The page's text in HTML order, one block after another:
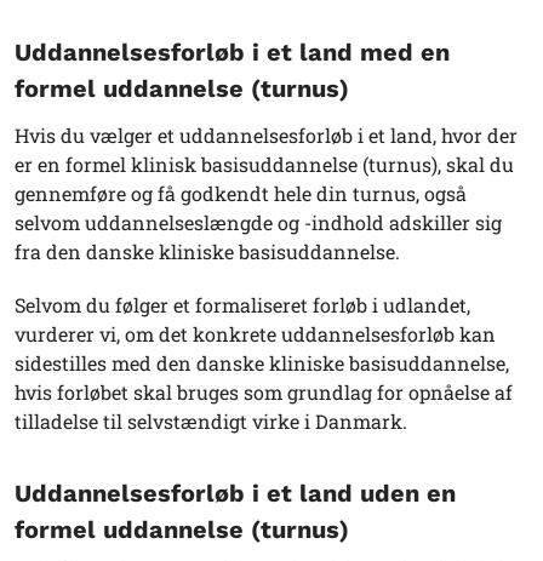
Uddannelsesforløb i et land med en
formel uddannelse (turnus)
Hvis du vælger et uddannelsesforløb i et land, hvor der
er en formel klinisk basisuddannelse (turnus), skal du
gennemføre og få godkendt hele din turnus, også
selvom uddannelseslængde og -indhold adskiller sig
fra den danske kliniske basisuddannelse.
Selvom du følger et formaliseret forløb i udlandet,
vurderer vi, om det konkrete uddannelsesforløb kan
sidestilles med den danske kliniske basisuddannelse,
hvis forløbet skal bruges som grundlag for opnåelse af
tilladelse til selvstændigt virke i Danmark.
Uddannelsesforløb i et land uden en
formel uddannelse (turnus)